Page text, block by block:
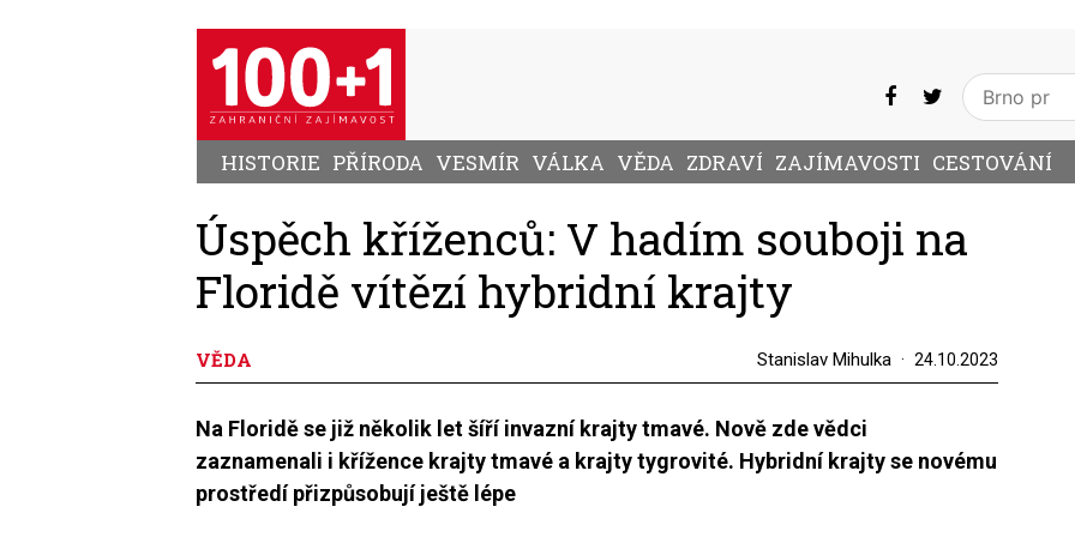
HISTORIE PŘÍRODA VESMÍR VÁLKA VĚDA ZDRAVÍ ZAJÍMAVOSTI CESTOVÁNÍ
Úspěch kříženců: V hadím souboji na
Floridě vítězí hybridní krajty
VĚDA Stanislav Mihulka 24.10.2023
Na Floridě se již několik let šíří invazní krajty tmavé. Nově zde vědci
zaznamenali i křížence krajty tmavé a krajty tygrovité. Hybridní krajty se novému
prostředí přizpůsobují ještě lépe